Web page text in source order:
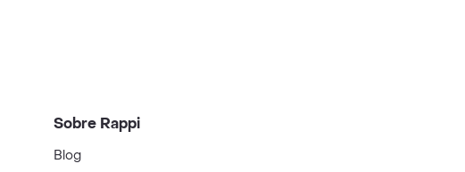
Sobre Rappi
Blog